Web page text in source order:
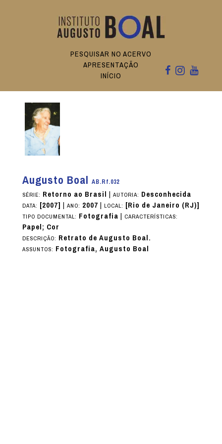
PESQUISAR NO ACERVO
APRESENTAÇÃO
INÍCIO
Augusto Boal AB.Rf.032
SÉRIE: Retorno ao Brasil | AUTORIA: Desconhecida
DATA: [2007] | ANO: 2007| LOCAL: [Rio de Janeiro (RJ)]
TIPO DOCUMENTAL: Fotografia| CARACTERÍSTICAS:
Papel; Cor
DESCRIÇÃO: Retrato de Augusto Boal.
ASSUNTOS: Fotografia, Augusto Boal